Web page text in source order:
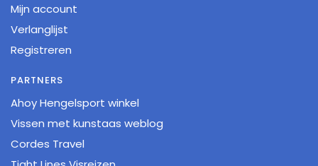
Mijn account
Verlanglijst
Registreren
PARTNERS
Ahoy Hengelsport winkel
Vissen met kunstaas weblog
Cordes Travel